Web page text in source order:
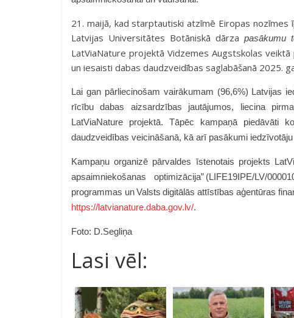
21. maijā, kad starptautiski atzīmē Eiropas
Latvijas Universitātes Botāniskā dārza pasākumu
LatViaNature projektā Vidzemes Augstskolas
un iesaisti dabas daudzveidības saglabāšanā 2025.
Lai gan pārliecinošam vairākumam (96,6%) Latvijas
rīcību dabas aizsardzības jautājumos, liecina
LatViaNature projektā. Tāpēc kampaņā piedāvāti
daudzveidības veicināšanā, kā arī pasākumi
Kampaņu organizē pārvaldes īstenotais projekts
apsaimniekošanas optimizācija” (LIFE19IPE/LV/
programmas un Valsts digitālās attīstības aģentūras
https://latvianature.daba.gov.lv/.
Foto: D.Segliņa
Lasi vēl: